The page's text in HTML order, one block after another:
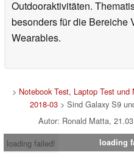
Outdooraktivitäten.
besonders für die Bereiche
Wearables.
> Notebook Test, Laptop Test und
2018-03> Sind Galaxy S9
Autor: Ronald Matta,
loading failed!
loading